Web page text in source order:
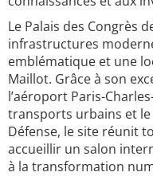
Le Palais des Congrès
infrastructures
emblématique et une
Maillot. Grâce à son
l’aéroport Paris-
transports urbains et le
Défense, le site réunit
accueillir un salon
à la transformation